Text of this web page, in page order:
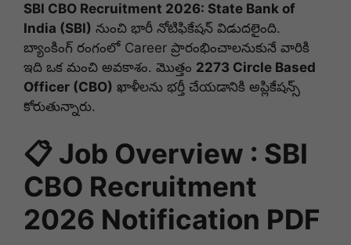
SBI CBO Recruitment 2026: State Bank of
India (SBI) నుంచి భారీ నోటిఫికేషన్ విడుదలైంది.
బ్యాంకింగ్ రంగంలో Career ప్రారంభించాలనుకునే వారికి
ఇది ఒక మంచి అవకాశం. మొత్తం 2273 Circle Based
Officer (CBO) ఖాళీలను భర్తీ చేయడానికి అప్లికేషన్స్
కోరుతున్నారు.
📋 Job Overview : SBI
CBO Recruitment
2026 Notification PDF